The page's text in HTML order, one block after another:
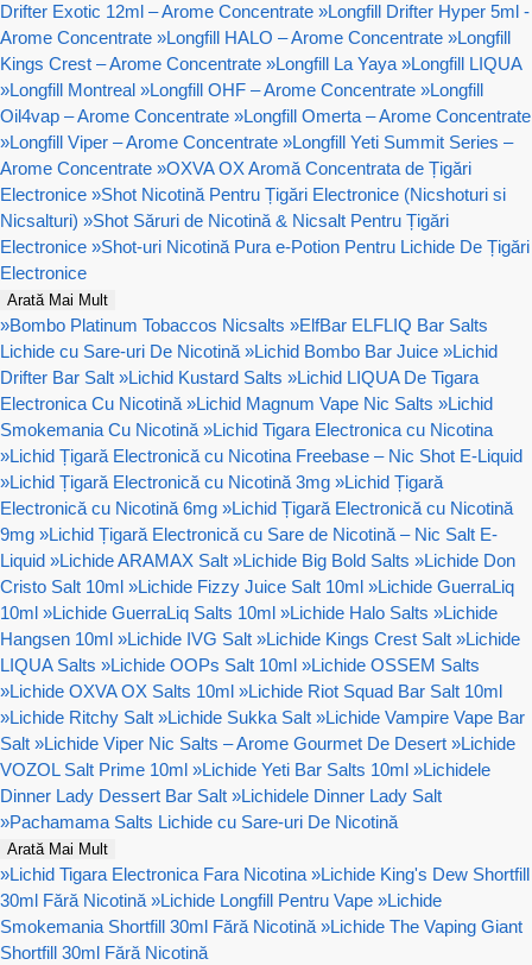
Drifter Exotic 12ml – Arome Concentrate »Longfill Drifter Hyper 5ml -
Arome Concentrate »Longfill HALO – Arome Concentrate »Longfill
Kings Crest – Arome Concentrate »Longfill La Yaya »Longfill LIQUA
»Longfill Montreal »Longfill OHF – Arome Concentrate »Longfill
Oil4vap – Arome Concentrate »Longfill Omerta – Arome Concentrate
»Longfill Viper – Arome Concentrate »Longfill Yeti Summit Series –
Arome Concentrate »OXVA OX Aromă Concentrata de Țigări
Electronice »Shot Nicotină Pentru Țigări Electronice (Nicshoturi si
Nicsalturi) »Shot Săruri de Nicotină & Nicsalt Pentru Țigări
Electronice »Shot-uri Nicotină Pura e-Potion Pentru Lichide De Țigări
Electronice
Arată Mai Mult
»Bombo Platinum Tobaccos Nicsalts »ElfBar ELFLIQ Bar Salts
Lichide cu Sare-uri De Nicotină »Lichid Bombo Bar Juice »Lichid
Drifter Bar Salt »Lichid Kustard Salts »Lichid LIQUA De Tigara
Electronica Cu Nicotină »Lichid Magnum Vape Nic Salts »Lichid
Smokemania Cu Nicotină »Lichid Tigara Electronica cu Nicotina
»Lichid Țigară Electronică cu Nicotina Freebase – Nic Shot E-Liquid
»Lichid Țigară Electronică cu Nicotină 3mg »Lichid Țigară
Electronică cu Nicotină 6mg »Lichid Țigară Electronică cu Nicotină
9mg »Lichid Țigară Electronică cu Sare de Nicotină – Nic Salt E-
Liquid »Lichide ARAMAX Salt »Lichide Big Bold Salts »Lichide Don
Cristo Salt 10ml »Lichide Fizzy Juice Salt 10ml »Lichide GuerraLiq
10ml »Lichide GuerraLiq Salts 10ml »Lichide Halo Salts »Lichide
Hangsen 10ml »Lichide IVG Salt »Lichide Kings Crest Salt »Lichide
LIQUA Salts »Lichide OOPs Salt 10ml »Lichide OSSEM Salts
»Lichide OXVA OX Salts 10ml »Lichide Riot Squad Bar Salt 10ml
»Lichide Ritchy Salt »Lichide Sukka Salt »Lichide Vampire Vape Bar
Salt »Lichide Viper Nic Salts – Arome Gourmet De Desert »Lichide
VOZOL Salt Prime 10ml »Lichide Yeti Bar Salts 10ml »Lichidele
Dinner Lady Dessert Bar Salt »Lichidele Dinner Lady Salt
»Pachamama Salts Lichide cu Sare-uri De Nicotină
Arată Mai Mult
»Lichid Tigara Electronica Fara Nicotina »Lichide King's Dew Shortfill
30ml Fără Nicotină »Lichide Longfill Pentru Vape »Lichide
Smokemania Shortfill 30ml Fără Nicotină »Lichide The Vaping Giant
Shortfill 30ml Fără Nicotină